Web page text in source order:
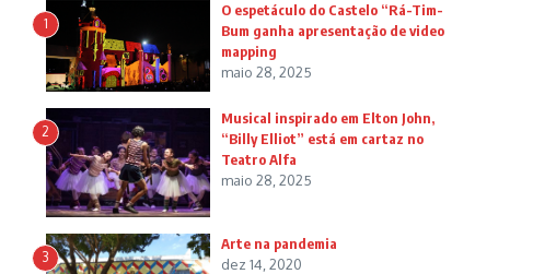
1
O espetáculo do Castelo “Rá-Tim-
Bum ganha apresentação de video
mapping
maio 28, 2025
2
Musical inspirado em Elton John,
“Billy Elliot” está em cartaz no
Teatro Alfa
maio 28, 2025
3
Arte na pandemia
dez 14, 2020